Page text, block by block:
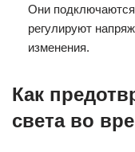
Они
регулируют
изменения.
Как
света во